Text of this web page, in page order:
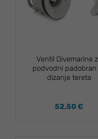
Ventil Divemarine
podvodni padobran
dizanje tereta
52,50 €